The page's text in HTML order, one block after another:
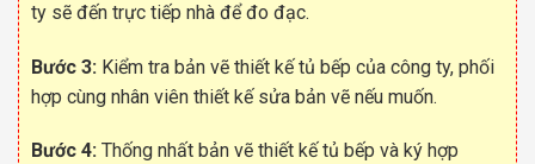
ty sẽ đến trực tiếp nhà để đo đạc.
Bước 3: Kiểm tra bản vẽ thiết kế tủ bếp của công ty, phối
hợp cùng nhân viên thiết kế sửa bản vẽ nếu muốn.
Bước 4: Thống nhất bản vẽ thiết kế tủ bếp và ký hợp